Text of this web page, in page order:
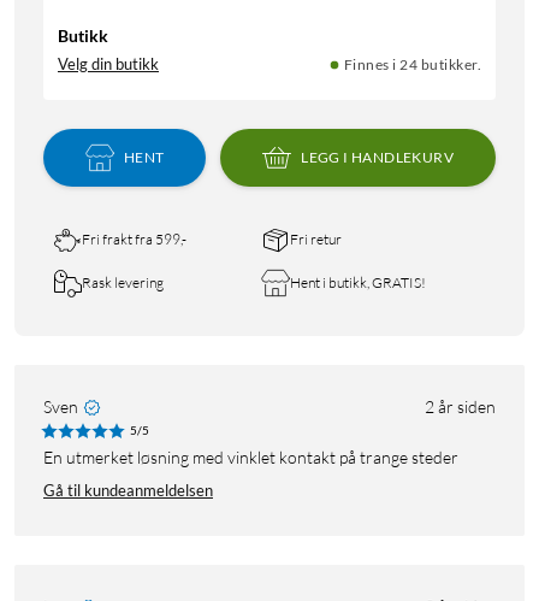
Butikk
Velg din butikk Finnes i 24 butikker.
HENT LEGG I HANDLEKURV
Fri frakt fra 599,- Fri retur
Rask levering Hent i butikk, GRATIS!
Sven 2 år siden
5/5
En utmerket løsning med vinklet kontakt på trange steder
Gå til kundeanmeldelsen